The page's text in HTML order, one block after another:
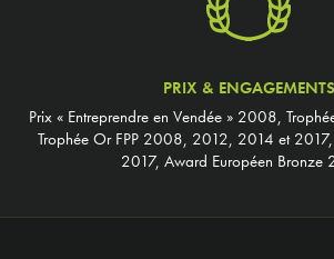
PRIX & ENGAGEMENTS
Prix « Entreprendre en Vendée » 2008,
Trophée Or FPP 2008, 2012, 2014 et 2017,
2017, Award Européen Bronze